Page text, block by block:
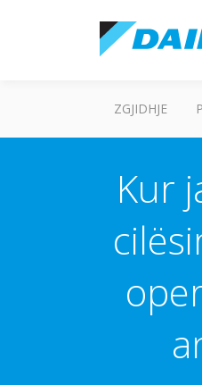
ZGJIDHJE
Kur